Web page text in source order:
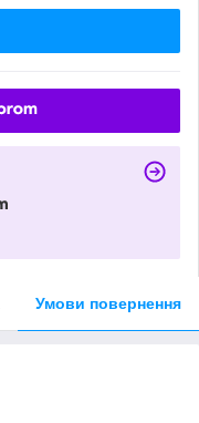
Умови повернення